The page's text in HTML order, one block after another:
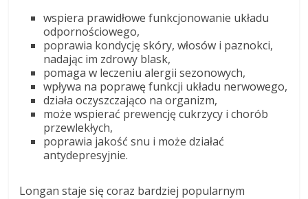
wspiera prawidłowe funkcjonowanie układu
odpornościowego,
poprawia kondycję skóry, włosów i paznokci,
nadając im zdrowy blask,
pomaga w leczeniu alergii sezonowych,
wpływa na poprawę funkcji układu nerwowego,
działa oczyszczająco na organizm,
może wspierać prewencję cukrzycy i chorób
przewlekłych,
poprawia jakość snu i może działać
antydepresyjnie.
Longan staje się coraz bardziej popularnym